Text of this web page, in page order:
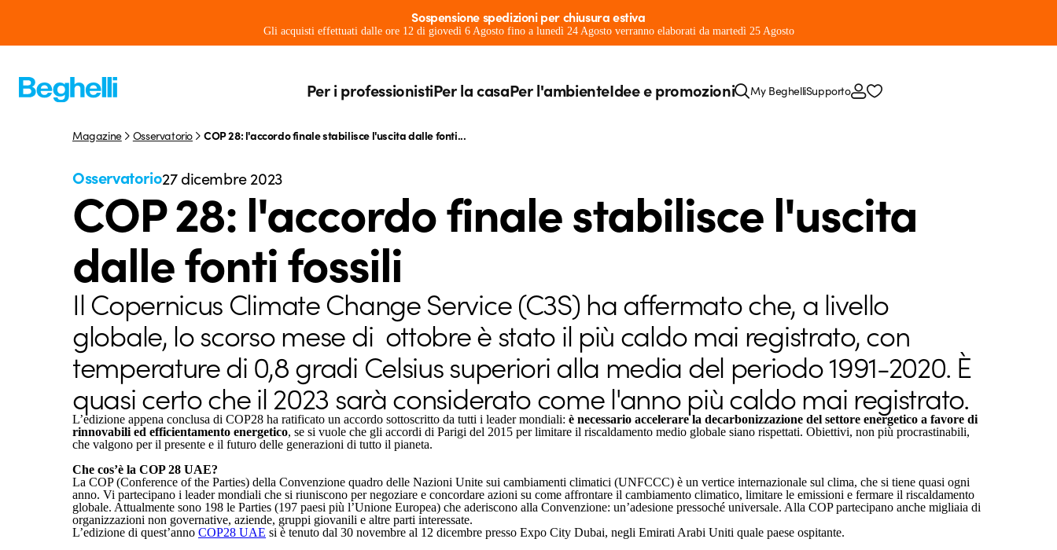
Sospensione spedizioni per chiusura estiva
Gli acquisti effettuati dalle ore 12 di giovedì 6 Agosto fino a lunedì 24 Agosto verranno elaborati da martedì 25 Agosto
Per i professionistiPer la casaPer l'ambienteIdee e promozioni My BeghelliSupporto
Magazine Osservatorio COP 28: l'accordo finale stabilisce l'uscita dalle fonti...
Osservatorio27 dicembre 2023
COP 28: l'accordo finale stabilisce l'uscita
dalle fonti fossili
Il Copernicus Climate Change Service (C3S) ha affermato che, a livello
globale, lo scorso mese di ottobre è stato il più caldo mai registrato, con
temperature di 0,8 gradi Celsius superiori alla media del periodo 1991-2020. È
quasi certo che il 2023 sarà considerato come l'anno più caldo mai registrato.
L’edizione appena conclusa di COP28 ha ratificato un accordo sottoscritto da tutti i leader mondiali: è necessario accelerare la decarbonizzazione del settore energetico a favore di
rinnovabili ed efficientamento energetico, se si vuole che gli accordi di Parigi del 2015 per limitare il riscaldamento medio globale siano rispettati. Obiettivi, non più procrastinabili,
che valgono per il presente e il futuro delle generazioni di tutto il pianeta.
Che cos’è la COP 28 UAE?
La COP (Conference of the Parties) della Convenzione quadro delle Nazioni Unite sui cambiamenti climatici (UNFCCC) è un vertice internazionale sul clima, che si tiene quasi ogni
anno. Vi partecipano i leader mondiali che si riuniscono per negoziare e concordare azioni su come affrontare il cambiamento climatico, limitare le emissioni e fermare il riscaldamento
globale. Attualmente sono 198 le Parties (197 paesi più l’Unione Europea) che aderiscono alla Convenzione: un’adesione pressoché universale. Alla COP partecipano anche migliaia di
organizzazioni non governative, aziende, gruppi giovanili e altre parti interessate.
L’edizione di quest’anno COP28 UAE si è tenuto dal 30 novembre al 12 dicembre presso Expo City Dubai, negli Emirati Arabi Uniti quale paese ospitante.